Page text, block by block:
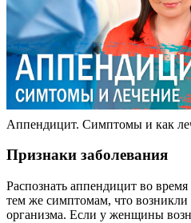
Аппендицит. Симптомы и как
Признаки заболевания
Распознать аппендицит во
тем же симптомам, что
организма. Если у женщины